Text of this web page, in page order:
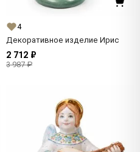
4
Декоративное изделие Ирис
2 712 ₽
3 987 ₽